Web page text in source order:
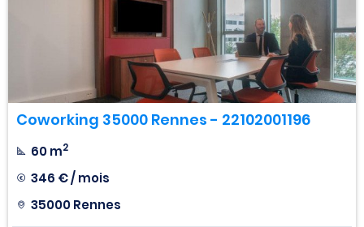
Coworking 35000 Rennes - 22102001196
60 m2
346 € / mois
35000 Rennes